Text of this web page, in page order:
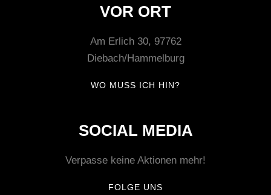
VOR ORT
Am Erlich 30, 97762
Diebach/Hammelburg
WO MUSS ICH HIN?
SOCIAL MEDIA
Verpasse keine Aktionen mehr!
FOLGE UNS